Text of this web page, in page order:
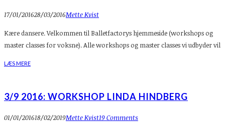
17/01/201628/03/2016Mette Kvist
Kære dansere. Velkommen til Balletfactorys hjemmeside (workshops og
master classes for voksne). Alle workshops og master classes vi udbyder vil
LÆS MERE
3/9 2016: WORKSHOP LINDA HINDBERG
01/01/201618/02/2019Mette Kvist19 Comments